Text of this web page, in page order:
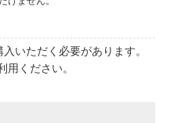
いただく必要があります。
ください。